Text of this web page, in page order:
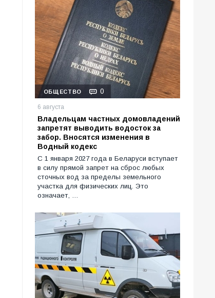
ОБЩЕСТВО 0
6 августа
Владельцам частных домовладений
запретят выводить водосток за
забор. Вносятся изменения в
Водный кодекс
С 1 января 2027 года в Беларуси вступает
в силу прямой запрет на сброс любых
сточных вод за пределы земельного
участка для физических лиц. Это
означает, …